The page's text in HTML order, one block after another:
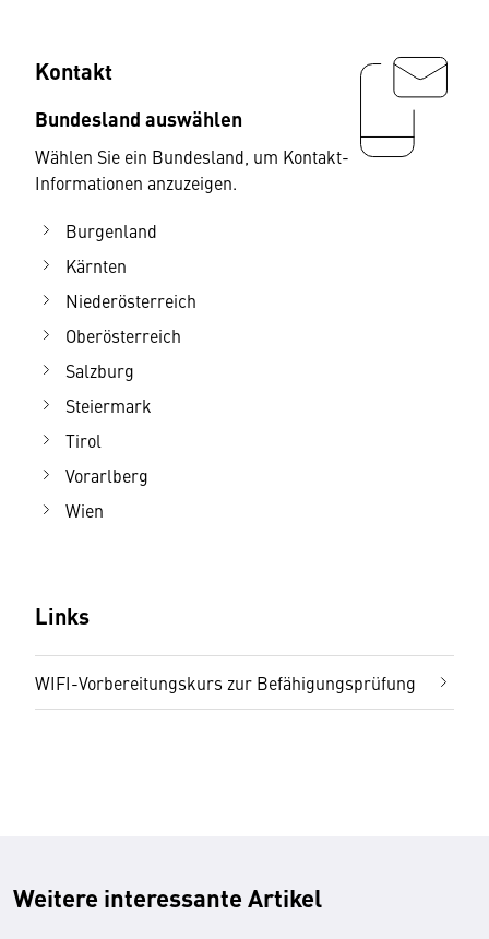
Kontakt
Bundesland auswählen
Wählen Sie ein Bundesland, um Kontakt-
Informationen anzuzeigen.
Burgenland
Kärnten
Niederösterreich
Oberösterreich
Salzburg
Steiermark
Tirol
Vorarlberg
Wien
Links
WIFI-Vorbereitungskurs zur Befähigungsprüfung
Weitere interessante Artikel